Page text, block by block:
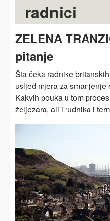
radnici
ZELENA
pitanje
Šta čeka radnike
usljed mjera za
Kakvih pouka u tom
željezara, ali i rudnika i